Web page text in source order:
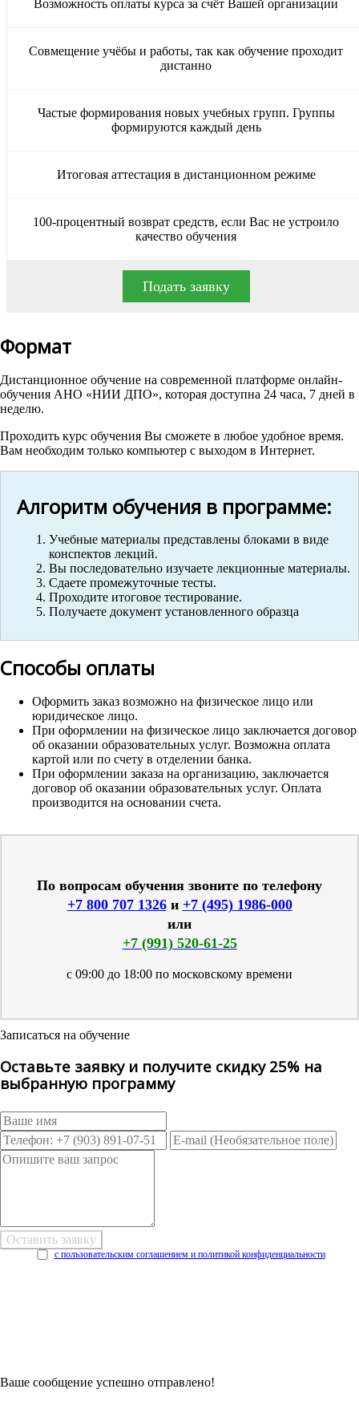
Возможность оплаты курса за счёт Вашей организации
Совмещение учёбы и работы, так как обучение проходит
дистанно
Частые формирования новых учебных групп. Группы
формируются каждый день
Итоговая аттестация в дистанционном режиме
100-процентный возврат средств, если Вас не устроило
качество обучения
Подать заявку
Формат
Дистанционное обучение на современной платформе онлайн-
обучения АНО «НИИ ДПО», которая доступна 24 часа, 7 дней в
неделю.
Проходить курс обучения Вы сможете в любое удобное время.
Вам необходим только компьютер с выходом в Интернет.
Алгоритм обучения в программе:
Учебные материалы представлены блоками в виде
конспектов лекций.
Вы последовательно изучаете лекционные материалы.
Сдаете промежуточные тесты.
Проходите итоговое тестирование.
Получаете документ установленного образца
Способы оплаты
Оформить заказ возможно на физическое лицо или
юридическое лицо.
При оформлении на физическое лицо заключается договор
об оказании образовательных услуг. Возможна оплата
картой или по счету в отделении банка.
При оформлении заказа на организацию, заключается
договор об оказании образовательных услуг. Оплата
производится на основании счета.
По вопросам обучения звоните по телефону
+7 800 707 1326и +7 (495) 1986-000
или
+7 (991) 520-61-25
с 09:00 до 18:00 по московскому времени
Записаться на обучение
Оставьте заявку и получите скидку 25% на
выбранную программу
с пользовательским соглашением и политикой конфиденциальности
Ваше сообщение успешно отправлено!